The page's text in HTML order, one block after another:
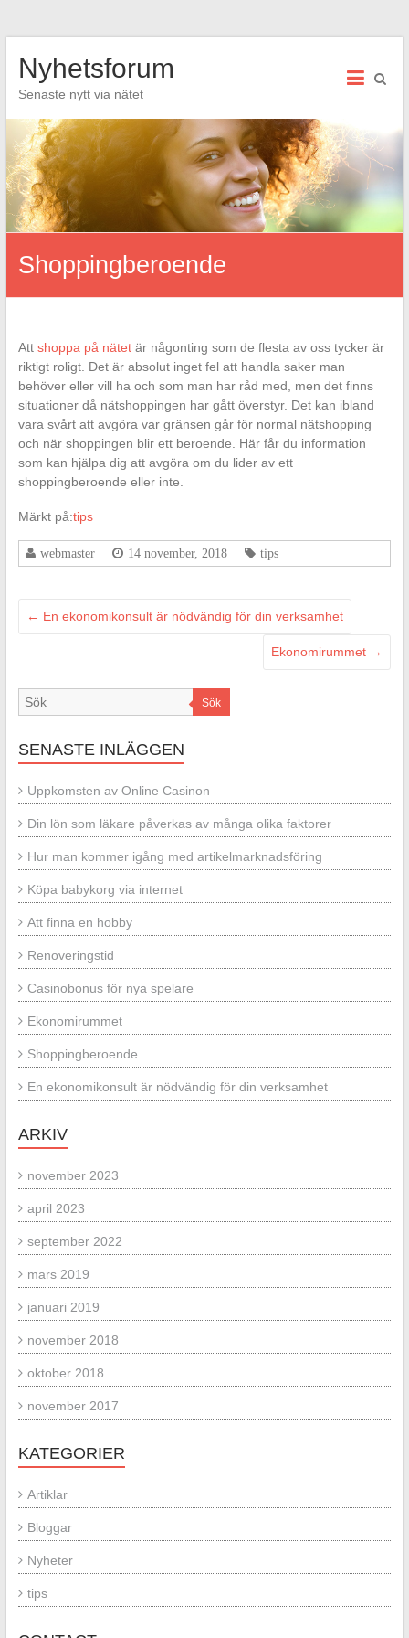
innehåll
Nyhetsforum
Senaste nytt via nätet
Shoppingberoende
Att shoppa på nätetär någonting som de flesta av oss tycker är
riktigt roligt. Det är absolut inget fel att handla saker man
behöver eller vill ha och som man har råd med, men det finns
situationer då nätshoppingen har gått överstyr. Det kan ibland
vara svårt att avgöra var gränsen går för normal nätshopping
och när shoppingen blir ett beroende. Här får du information
som kan hjälpa dig att avgöra om du lider av ett
shoppingberoende eller inte.
Märkt på:tips
webmaster 14 november, 2018 tips
← En ekonomikonsult är nödvändig för din verksamhet
Ekonomirummet →
Sök
SENASTE INLÄGGEN
Uppkomsten av Online Casinon
Din lön som läkare påverkas av många olika faktorer
Hur man kommer igång med artikelmarknadsföring
Köpa babykorg via internet
Att finna en hobby
Renoveringstid
Casinobonus för nya spelare
Ekonomirummet
Shoppingberoende
En ekonomikonsult är nödvändig för din verksamhet
ARKIV
november 2023
april 2023
september 2022
mars 2019
januari 2019
november 2018
oktober 2018
november 2017
KATEGORIER
Artiklar
Bloggar
Nyheter
tips